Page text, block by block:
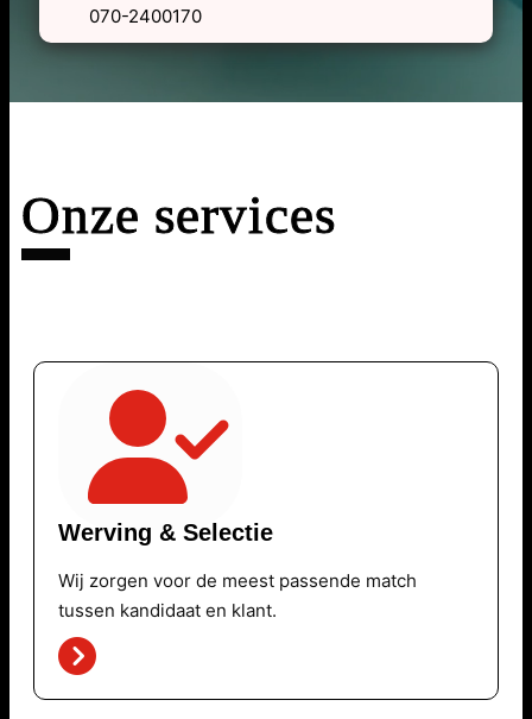
        070-2400170
Onze services
Werving & Selectie
Wij zorgen voor de meest passende match
tussen kandidaat en klant.